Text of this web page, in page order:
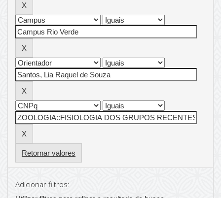
Retornar valores
Adicionar filtros: